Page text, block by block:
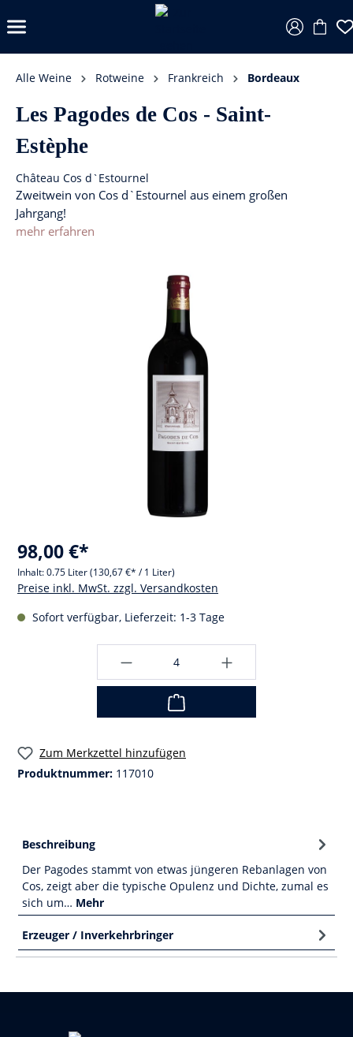
Alle Weine Rotweine Frankreich Bordeaux
Les Pagodes de Cos - Saint-
Estèphe
Château Cos d`Estournel
Zweitwein von Cos d`Estournel aus einem großen
Jahrgang!
mehr erfahren
98,00 €*
Inhalt:0.75 Liter(130,67 €* / 1 Liter)
Preise inkl. MwSt. zzgl. Versandkosten
Sofort verfügbar, Lieferzeit: 1-3 Tage
Zum Merkzettel hinzufügen
Produktnummer: 117010
Beschreibung
Der Pagodes stammt von etwas jüngeren Rebanlagen von
Cos, zeigt aber die typische Opulenz und Dichte, zumal es
sich um… Mehr
Erzeuger / Inverkehrbringer